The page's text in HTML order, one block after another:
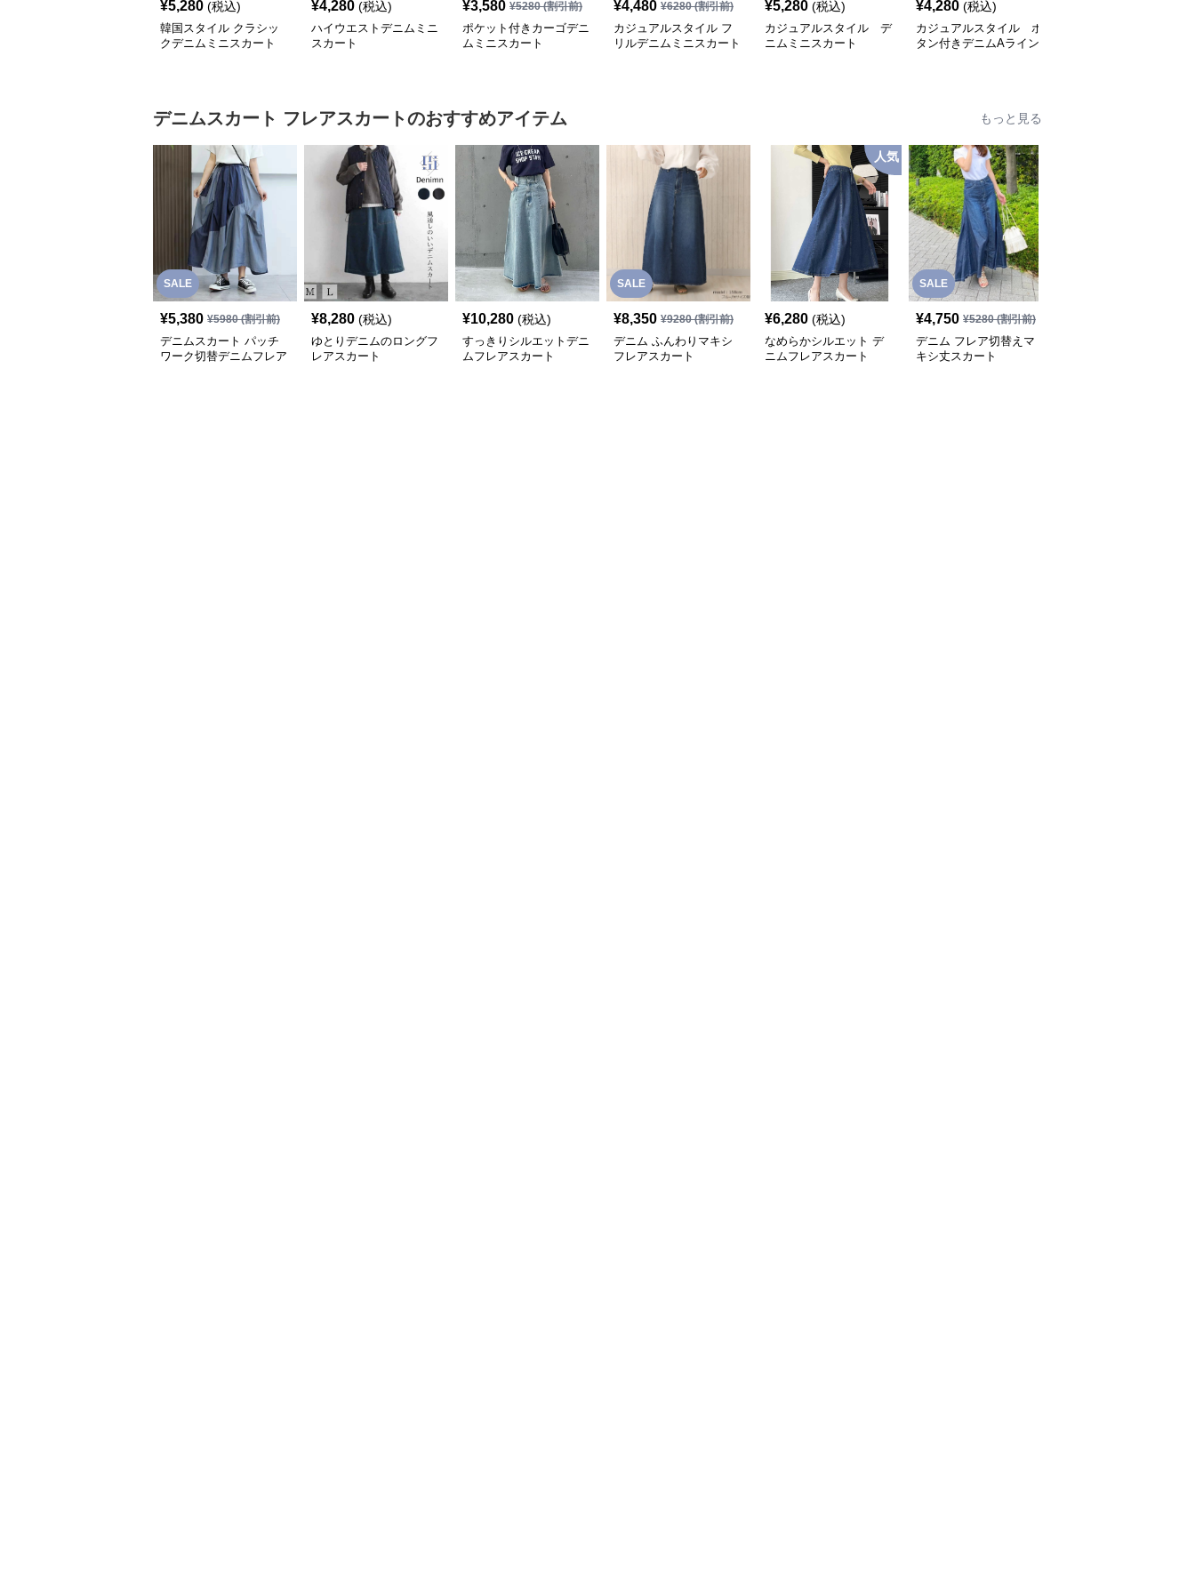
¥5,280 (税込)
韓国スタイル クラシッ
クデニムミニスカート
¥4,280 (税込)
ハイウエストデニムミニ
スカート
¥3,580 ¥5280(割引前)
ポケット付きカーゴデニ
ムミニスカート
¥4,480 ¥6280(割引前)
カジュアルスタイル フ
リルデニムミニスカート
¥5,280 (税込)
カジュアルスタイル デ
ニムミニスカート
¥4,280 (税込)
カジュアルスタイル ボ
タン付きデニムAライン
デニムスカート フレアスカートのおすすめアイテム もっと見る
SALE
¥5,380 ¥5980(割引前)
デニムスカート パッチ
ワーク切替デニムフレア
¥8,280 (税込)
ゆとりデニムのロングフ
レアスカート
¥10,280 (税込)
すっきりシルエットデニ
ムフレアスカート
SALE
¥8,350 ¥9280(割引前)
デニム ふんわりマキシ
フレアスカート
人気
¥6,280 (税込)
なめらかシルエット デ
ニムフレアスカート
SALE
¥4,750 ¥5280(割引前)
デニム フレア切替えマ
キシ丈スカート